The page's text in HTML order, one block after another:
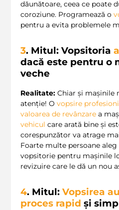
dăunătoare, ceea ce poate
coroziune. Programează o
pentru a evita problemele
3. Mitul: Vopsitoria
dacă este pentru o
veche
Realitate: Chiar și mașinile
atenție! O vopsire
valoarea de revânzare a
vehicul care arată bine și
corespunzător va atrage
Foarte multe persoane aleg
vopsitorie pentru mașinile
revizuire care le dă un nou
4. Mitul: Vopsirea
proces rapid și